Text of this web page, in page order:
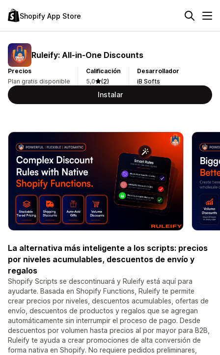
Shopify App Store
Ruleify: All‑in‑One Discounts
Precios
Plan gratis disponible
Calificación
5,0
(2)
Desarrollador
iB Softs
Instalar
La alternativa más inteligente a los scripts: precios
por niveles acumulables, descuentos de envío y
regalos
Shopify Scripts se descontinuará y Ruleify está aquí para
ayudarte. Basada en Shopify Functions, Ruleify te permite
crear precios por niveles, descuentos acumulables, ofertas de
envío, descuentos de productos y regalos que se agregan
automáticamente sin interrumpir el proceso de pago. Desde
descuentos por volumen hasta precios al por mayor para B2B,
Ruleify te ayuda a crear promociones de alta conversión de
forma nativa en Shopify. No requiere pedidos preliminares,